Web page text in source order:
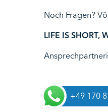
Noch Fragen?
LIFE IS SHORT,
+49 170